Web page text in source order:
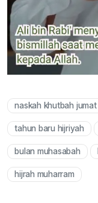
naskah khutbah jumat
tahun baru hijriyah
bulan muhasabah
hijrah muharram